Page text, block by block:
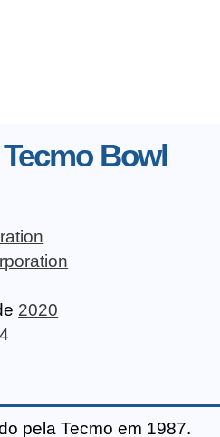
Bowl
2020
pela Tecmo em 1987.